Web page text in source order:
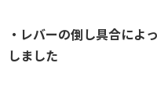
・レバーの倒し具合によ
しました